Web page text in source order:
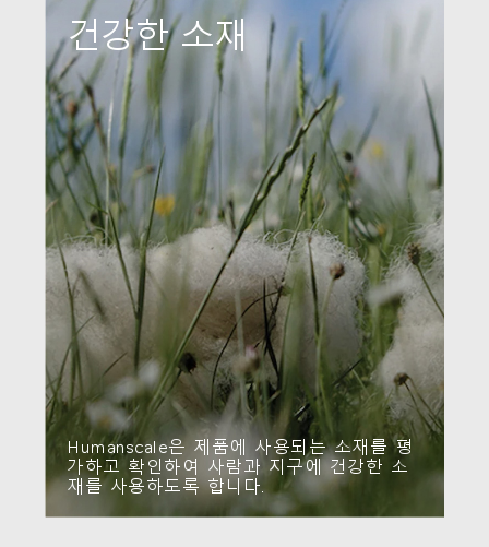
건강한 소재
Humanscale은 제품에 사용되는 소재를 평
가하고 확인하여 사람과 지구에 건강한 소
재를 사용하도록 합니다.